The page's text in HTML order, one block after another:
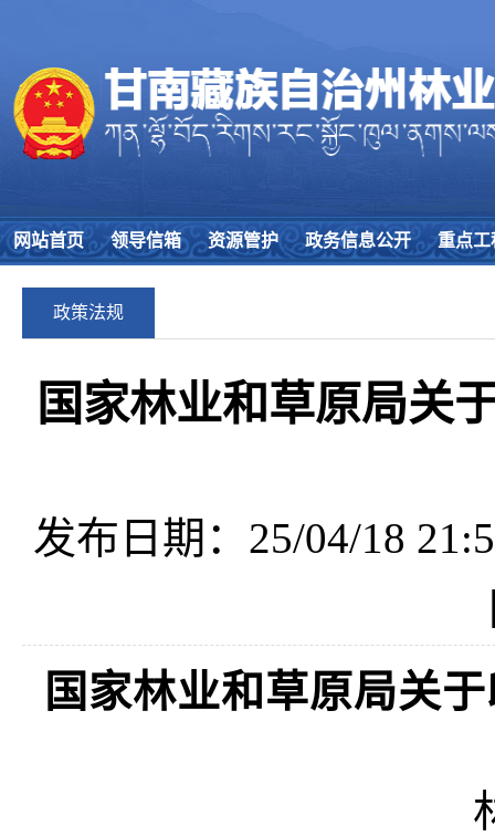
网站首页 领导信箱 资源管护 政务信息公开 重点工
政策法规
国家林业和草原局关
发布日期：25/04/18
国家林业和草原局关